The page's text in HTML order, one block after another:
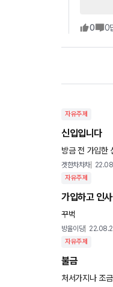
0 0
자유주제
신입입니다
겟한차차차
자유주제
가입하고 인
꾸벅
방울이당
자유주제
불금
처서가지나 조